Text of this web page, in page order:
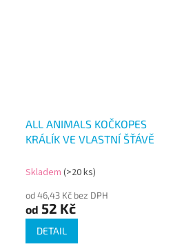
ALL ANIMALS KOČKOPES
KRÁLÍK VE VLASTNÍ ŠŤÁVĚ
Skladem (>20 ks)
od 46,43 Kč bez DPH
od 52 Kč
DETAIL